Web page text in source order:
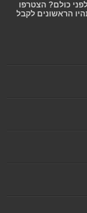
כולם? הצטרפו
הראשונים לקבל